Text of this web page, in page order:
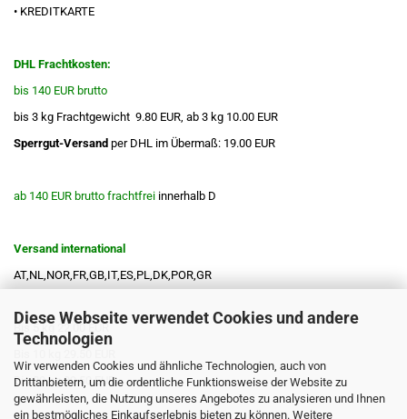
Diese Webseite verwendet Cookies und andere
Technologien
Wir verwenden Cookies und ähnliche Technologien, auch von
Drittanbietern, um die ordentliche Funktionsweise der Website zu
gewährleisten, die Nutzung unseres Angebotes zu analysieren und Ihnen
ein bestmögliches Einkaufserlebnis bieten zu können. Weitere
• KREDITKARTE
DHL Frachtkosten:
bis 140 EUR brutto
bis 3 kg Frachtgewicht 9.80 EUR, ab 3 kg 10.00 EUR
Sperrgut-Versand per DHL im Übermaß: 19.00 EUR
ab 140 EUR brutto frachtfrei innerhalb D
Versand international
AT,NL,NOR,FR,GB,IT,ES,PL,DK,POR,GR
Bis 5 kg 22.00 EUR
Bis 20 kg 39.50 EUR